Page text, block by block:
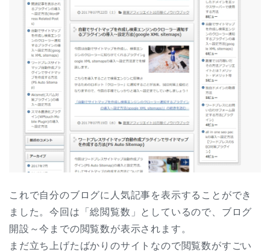
これで自分のブログに人気記事を表示することができ
ました。今回は「総閲覧数」としているので、ブログ
開設～今までの閲覧数が表示されます。
まだ立ち上げたばかりのサイトなので閲覧数がすごい